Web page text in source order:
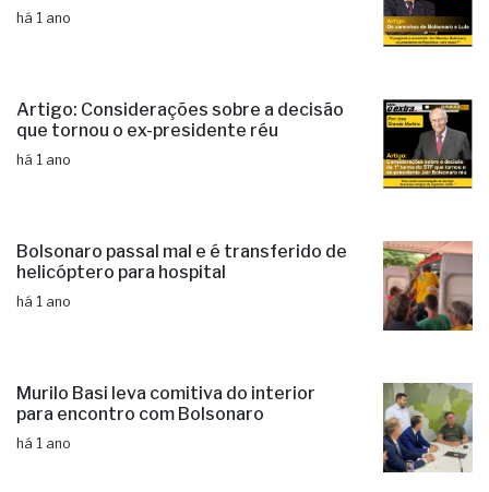
há 1 ano
Artigo: Considerações sobre a decisão
que tornou o ex-presidente réu
há 1 ano
Bolsonaro passal mal e é transferido de
helicóptero para hospital
há 1 ano
Murilo Basi leva comitiva do interior
para encontro com Bolsonaro
há 1 ano